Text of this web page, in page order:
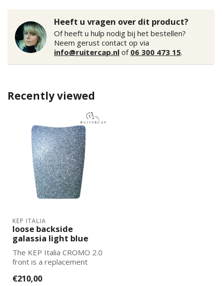
Heeft u vragen over dit product?
Of heeft u hulp nodig bij het bestellen?
Neem gerust contact op via
info@ruitercap.nl of 06 300 473 15.
Recently viewed
KEP ITALIA
loose backside
galassia light blue
The KEP Italia CROMO 2.0
front is a replacement
Italias. Ea...
€210,00